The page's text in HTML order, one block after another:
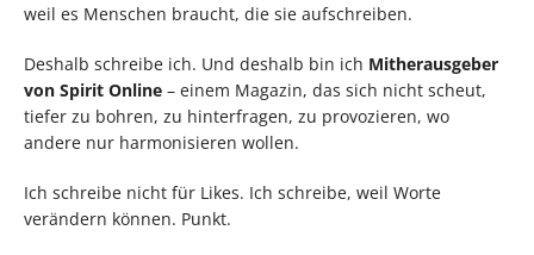
weil es Menschen braucht, die sie aufschreiben.
Deshalb schreibe ich. Und deshalb bin ich Mitherausgeber
von Spirit Online – einem Magazin, das sich nicht scheut,
tiefer zu bohren, zu hinterfragen, zu provozieren, wo
andere nur harmonisieren wollen.
Ich schreibe nicht für Likes. Ich schreibe, weil Worte
verändern können. Punkt.